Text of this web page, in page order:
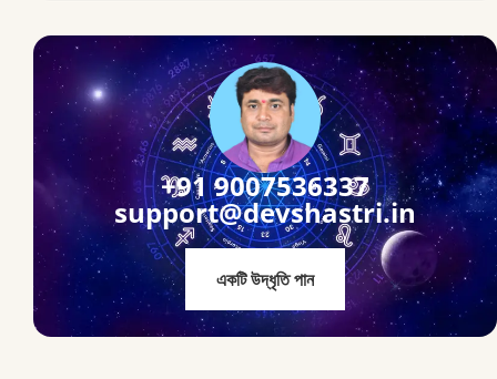
+91 9007536337
support@devshastri.in
একটি উদ্ধৃতি পান